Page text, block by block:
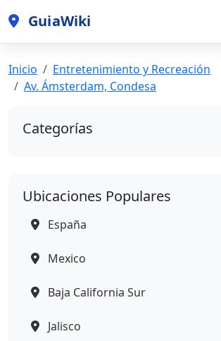
GuiaWiki
Inicio
Entretenimiento y Recreación
Av. Ámsterdam, Condesa
Categorías
Ubicaciones Populares
España
Mexico
Baja California Sur
Jalisco